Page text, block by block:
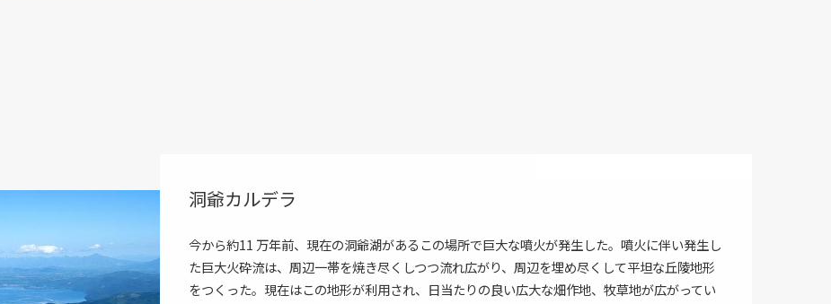
洞爺カルデラ
今から約11 万年前、現在の洞爺湖があるこの場所で巨大な噴火が発生した。噴火に伴い発生し
た巨大火砕流は、周辺一帯を焼き尽くしつつ流れ広がり、周辺を埋め尽くして平坦な丘陵地形
をつくった。現在はこの地形が利用され、日当たりの良い広大な畑作地、牧草地が広がってい